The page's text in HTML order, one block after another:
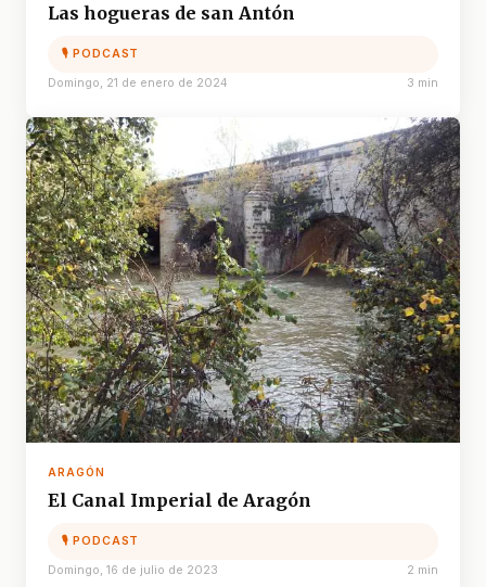
Las hogueras de san Antón
🎙 PODCAST
Domingo, 21 de enero de 2024 3 min
ARAGÓN
El Canal Imperial de Aragón
🎙 PODCAST
Domingo, 16 de julio de 2023 2 min